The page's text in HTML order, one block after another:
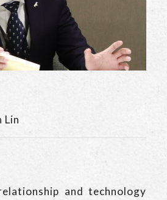
Lin
and technology